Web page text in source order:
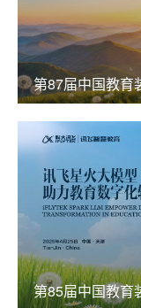
第87届中国教育
第85届中国教育